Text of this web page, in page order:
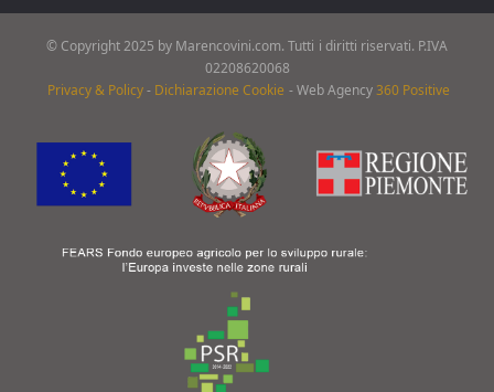
© Copyright 2025 by Marencovini.com. Tutti i diritti riservati. P.IVA
02208620068
Privacy & Policy - Dichiarazione Cookie -Web Agency360 Positive